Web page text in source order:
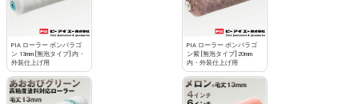
PIA ローラー ボンパラゴ
ン 13mm [無泡タイプ] 内・
外装仕上げ用
PIA ローラー ボンパラゴ
ン紫 [無泡タイプ] 20mm
内・外装仕上げ用